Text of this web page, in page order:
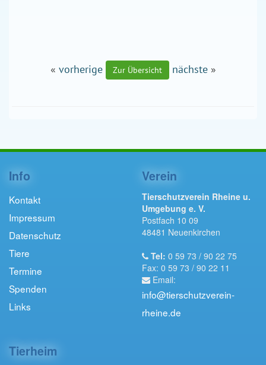
« vorherige Zur Übersicht nächste»
Info
Kontakt
Impressum
Datenschutz
Tiere
Termine
Spenden
Links
Verein
Tierschutzverein Rheine u.
Umgebung e. V.
Postfach 10 09
48481 Neuenkirchen
Tel: 0 59 73 / 90 22 75
Fax: 0 59 73 / 90 22 11
Email:
info@tierschutzverein-
rheine.de
Tierheim